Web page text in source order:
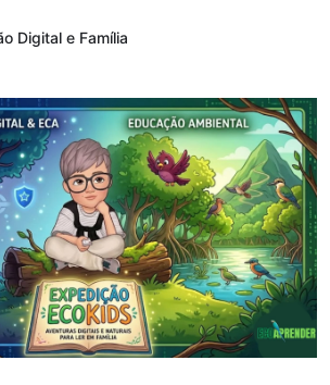
Digital e Família